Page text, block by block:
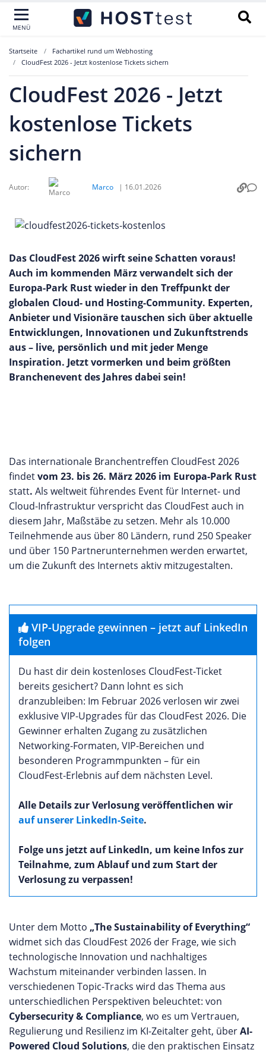
MENÜ
Startseite
Fachartikel rund um Webhosting
CloudFest 2026 - Jetzt kostenlose Tickets sichern
CloudFest 2026 - Jetzt
kostenlose Tickets
sichern
Autor: Marco | 16.01.2026
Das CloudFest 2026 wirft seine Schatten voraus!
Auch im kommenden März verwandelt sich der
Europa-Park Rust wieder in den Treffpunkt der
globalen Cloud- und Hosting-Community. Experten,
Anbieter und Visionäre tauschen sich über aktuelle
Entwicklungen, Innovationen und Zukunftstrends
aus – live, persönlich und mit jeder Menge
Inspiration. Jetzt vormerken und beim größten
Branchenevent des Jahres dabei sein!
Das internationale Branchentreffen CloudFest 2026
findetvom 23. bis 26. März 2026 im Europa-Park Rust
statt. Als weltweit führendes Event für Internet- und
Cloud-Infrastruktur verspricht das CloudFest auch in
diesem Jahr, Maßstäbe zu setzen. Mehr als 10.000
Teilnehmende aus über 80 Ländern, rund 250 Speaker
und über 150 Partnerunternehmen werden erwartet,
um die Zukunft des Internets aktiv mitzugestalten.
VIP-Upgrade gewinnen – jetzt auf LinkedIn
folgen
Du hast dir dein kostenloses CloudFest-Ticket
bereits gesichert? Dann lohnt es sich
dranzubleiben: Im Februar 2026 verlosen wir zwei
exklusive VIP-Upgrades für das CloudFest 2026. Die
Gewinner erhalten Zugang zu zusätzlichen
Networking-Formaten, VIP-Bereichen und
besonderen Programmpunkten – für ein
CloudFest-Erlebnis auf dem nächsten Level.
Alle Details zur Verlosung veröffentlichen wir
auf unserer LinkedIn-Seite.
Folge uns jetzt auf LinkedIn, um keine Infos zur
Teilnahme, zum Ablauf und zum Start der
Verlosung zu verpassen!
Unter dem Motto „The Sustainability of Everything“
widmet sich das CloudFest 2026 der Frage, wie sich
technologische Innovation und nachhaltiges
Wachstum miteinander verbinden lassen. In
verschiedenen Topic-Tracks wird das Thema aus
unterschiedlichen Perspektiven beleuchtet: von
Cybersecurity & Compliance, wo es um Vertrauen,
Regulierung und Resilienz im KI-Zeitalter geht, überAI-
Powered Cloud Solutions, die den praktischen Einsatz